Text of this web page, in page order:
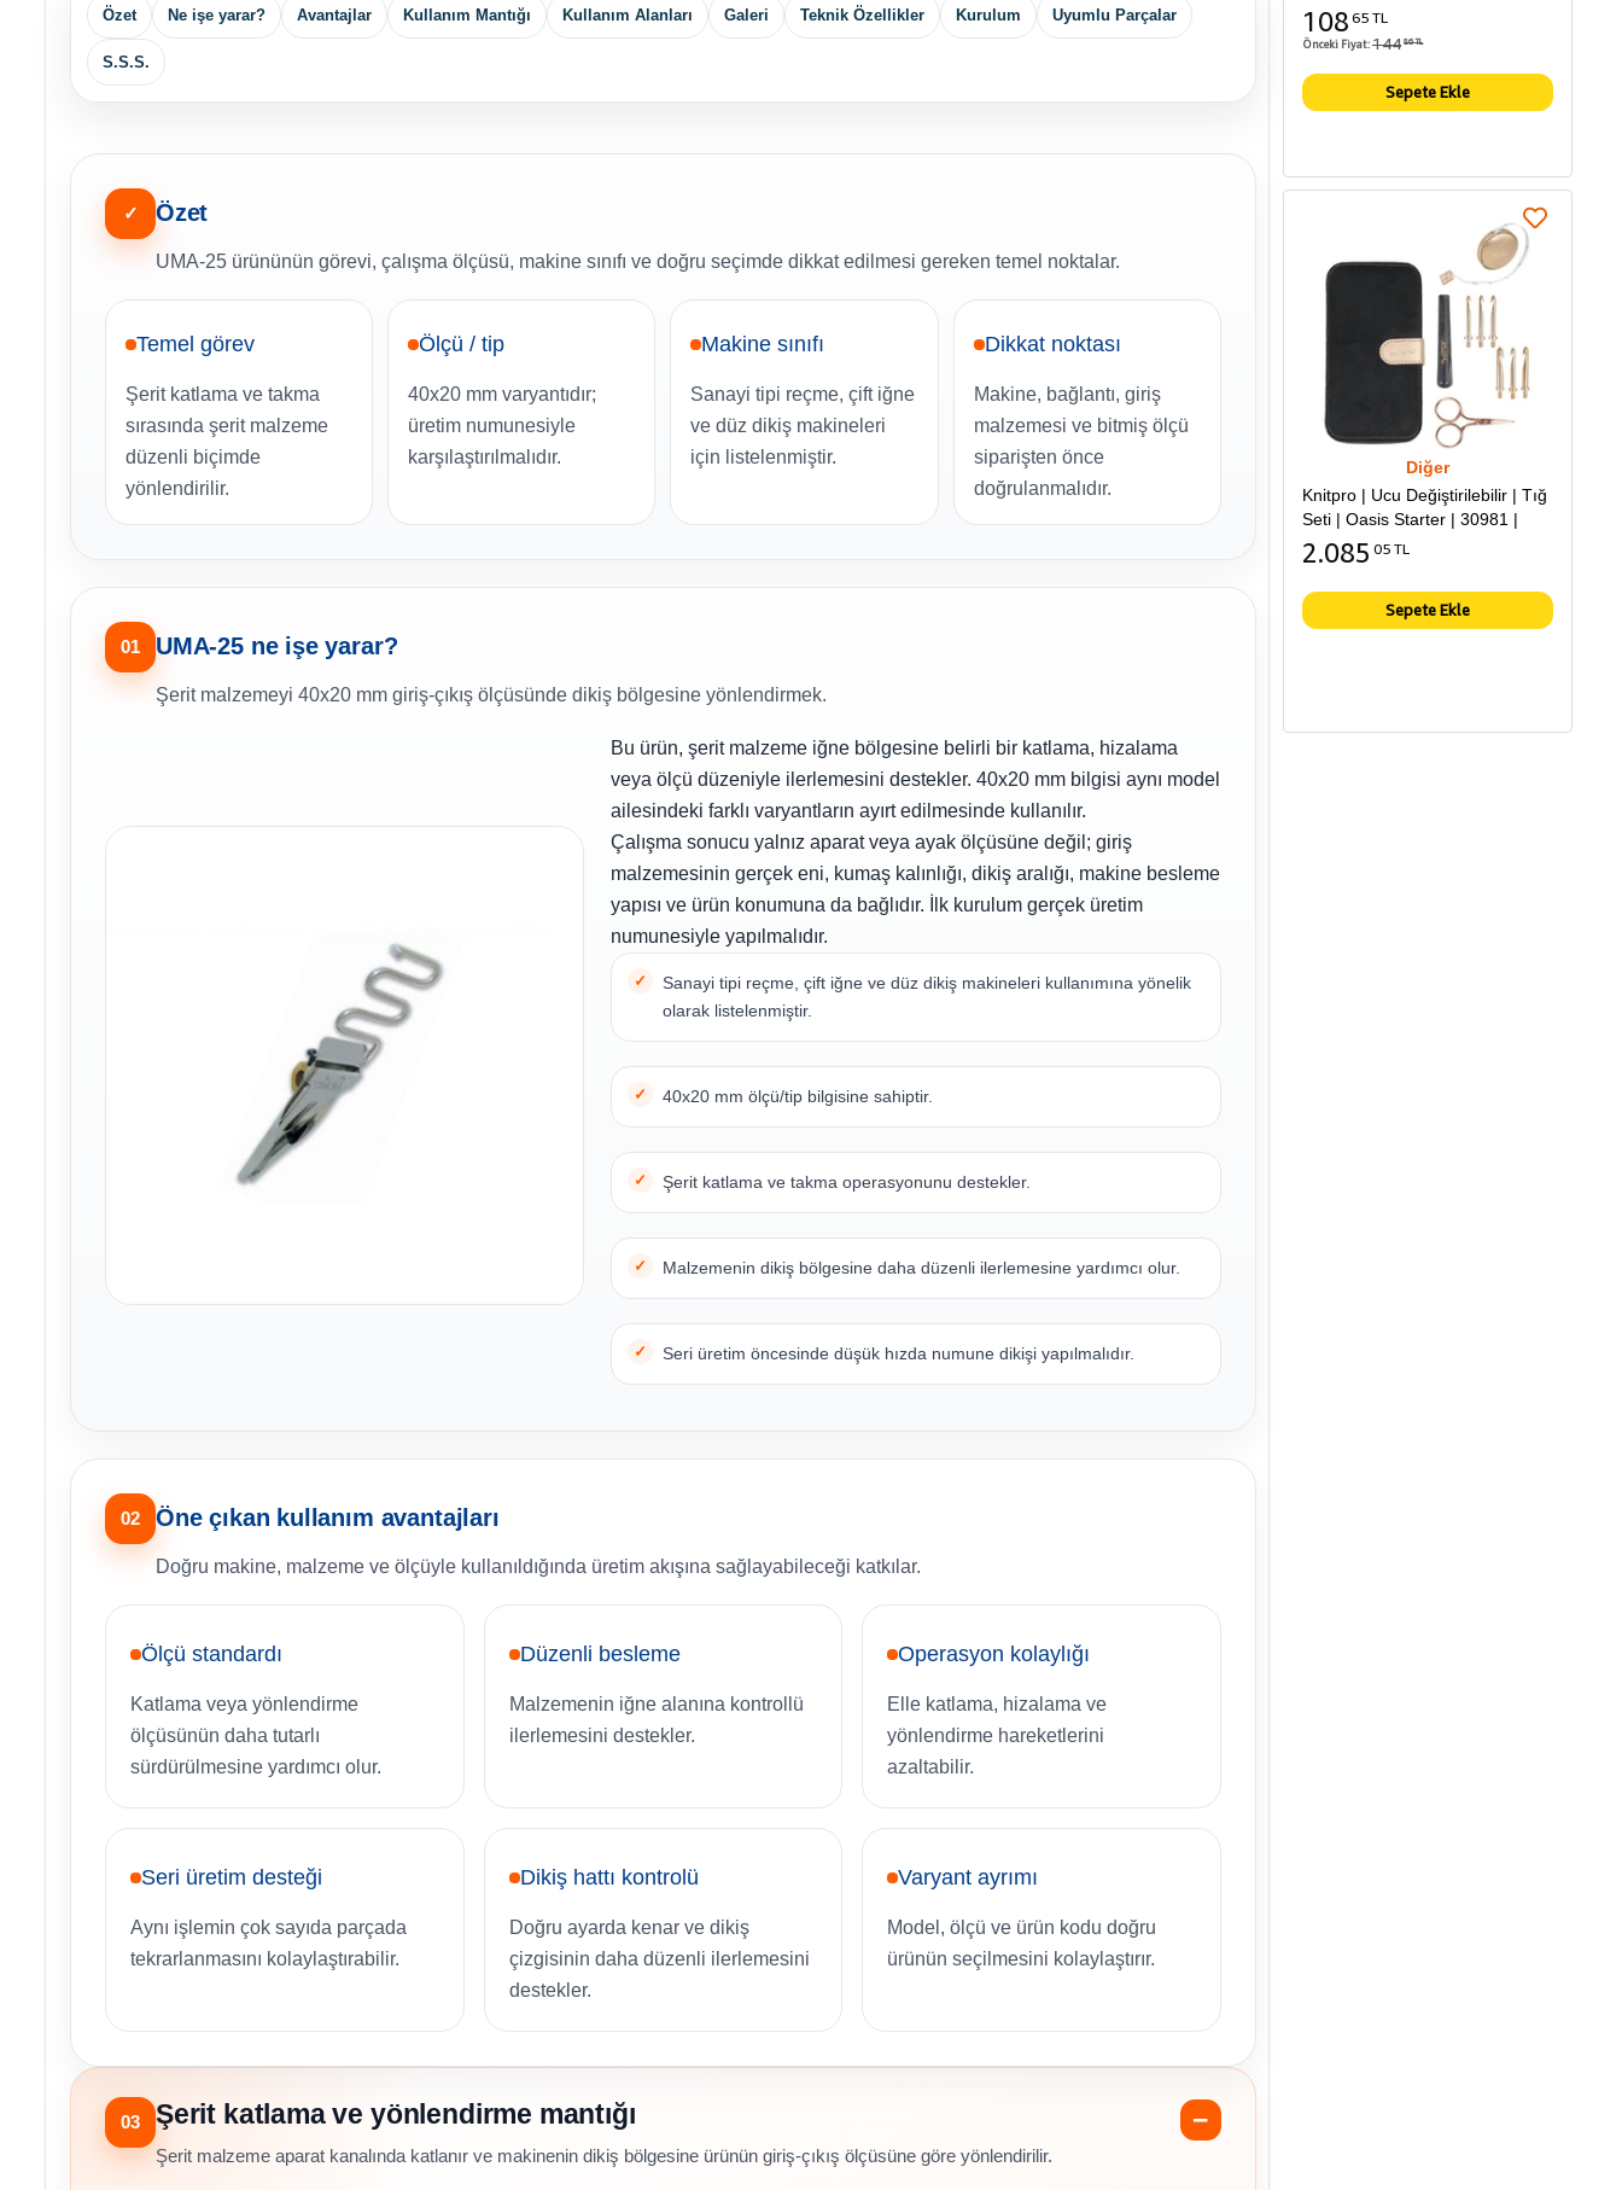
Özet Ne işe yarar? Avantajlar Kullanım Mantığı Kullanım Alanları Galeri Teknik Özellikler Kurulum Uyumlu Parçalar
S.S.S.
✓ Özet
UMA-25 ürününün görevi, çalışma ölçüsü, makine sınıfı ve doğru seçimde dikkat edilmesi gereken temel noktalar.
Temel görev
Şerit katlama ve takma
sırasında şerit malzeme
düzenli biçimde
yönlendirilir.
Ölçü / tip
40x20 mm varyantıdır;
üretim numunesiyle
karşılaştırılmalıdır.
Makine sınıfı
Sanayi tipi reçme, çift iğne
ve düz dikiş makineleri
için listelenmiştir.
Dikkat noktası
Makine, bağlantı, giriş
malzemesi ve bitmiş ölçü
siparişten önce
doğrulanmalıdır.
01 UMA-25 ne işe yarar?
Şerit malzemeyi 40x20 mm giriş-çıkış ölçüsünde dikiş bölgesine yönlendirmek.
Bu ürün, şerit malzeme iğne bölgesine belirli bir katlama, hizalama
veya ölçü düzeniyle ilerlemesini destekler. 40x20 mm bilgisi aynı model
ailesindeki farklı varyantların ayırt edilmesinde kullanılır.
Çalışma sonucu yalnız aparat veya ayak ölçüsüne değil; giriş
malzemesinin gerçek eni, kumaş kalınlığı, dikiş aralığı, makine besleme
yapısı ve ürün konumuna da bağlıdır. İlk kurulum gerçek üretim
numunesiyle yapılmalıdır.
Sanayi tipi reçme, çift iğne ve düz dikiş makineleri kullanımına yönelik
olarak listelenmiştir.
40x20 mm ölçü/tip bilgisine sahiptir.
Şerit katlama ve takma operasyonunu destekler.
Malzemenin dikiş bölgesine daha düzenli ilerlemesine yardımcı olur.
Seri üretim öncesinde düşük hızda numune dikişi yapılmalıdır.
02 Öne çıkan kullanım avantajları
Doğru makine, malzeme ve ölçüyle kullanıldığında üretim akışına sağlayabileceği katkılar.
Ölçü standardı
Katlama veya yönlendirme
ölçüsünün daha tutarlı
sürdürülmesine yardımcı olur.
Düzenli besleme
Malzemenin iğne alanına kontrollü
ilerlemesini destekler.
Operasyon kolaylığı
Elle katlama, hizalama ve
yönlendirme hareketlerini
azaltabilir.
Seri üretim desteği
Aynı işlemin çok sayıda parçada
tekrarlanmasını kolaylaştırabilir.
Dikiş hattı kontrolü
Doğru ayarda kenar ve dikiş
çizgisinin daha düzenli ilerlemesini
destekler.
Varyant ayrımı
Model, ölçü ve ürün kodu doğru
ürünün seçilmesini kolaylaştırır.
03 Şerit katlama ve yönlendirme mantığı
Şerit malzeme aparat kanalında katlanır ve makinenin dikiş bölgesine ürünün giriş-çıkış ölçüsüne göre yönlendirilir.
108 65 TL
Önceki Fiyat:144 86 TL
Sepete Ekle
Diğer
Knitpro | Ucu Değiştirilebilir | Tığ
Seti | Oasis Starter | 30981 |
2.085 05 TL
Sepete Ekle